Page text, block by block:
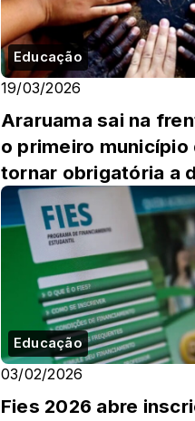
Educação
19/03/2026
Araruama sai na
o primeiro município
tornar obrigatória a
Educação Étnico...
Educação
03/02/2026
Fies 2026 abre